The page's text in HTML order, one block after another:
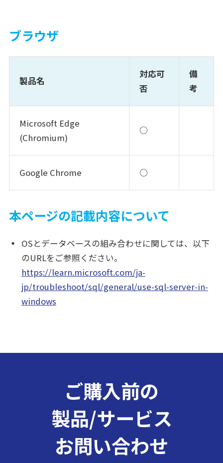
ブラウザ
製品名
対応可
否
備
考
Microsoft Edge
(Chromium)
○
Google Chrome ○
本ページの記載内容について
OSとデータベースの組み合わせに関しては、以下
のURLをご参照ください。
https://learn.microsoft.com/ja-
jp/troubleshoot/sql/general/use-sql-server-in-
windows
ご購入前の
製品/サービス
お問い合わせ